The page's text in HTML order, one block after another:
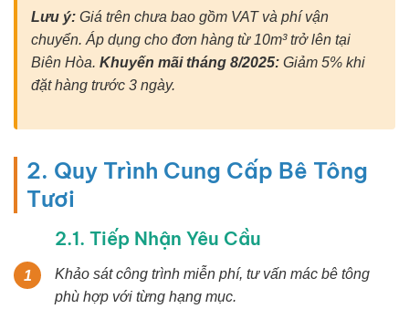
Lưu ý: Giá trên chưa bao gồm VAT và phí vận
chuyển. Áp dụng cho đơn hàng từ 10m³ trở lên tại
Biên Hòa. Khuyến mãi tháng 8/2025: Giảm 5% khi
đặt hàng trước 3 ngày.
2. Quy Trình Cung Cấp Bê Tông
Tươi
1
2.1. Tiếp Nhận Yêu Cầu
Khảo sát công trình miễn phí, tư vấn mác bê tông
phù hợp với từng hạng mục.